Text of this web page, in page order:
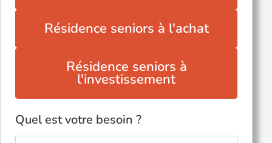
Résidence seniors à l'achat
Résidence seniors à
l'investissement
Quel est votre besoin ?